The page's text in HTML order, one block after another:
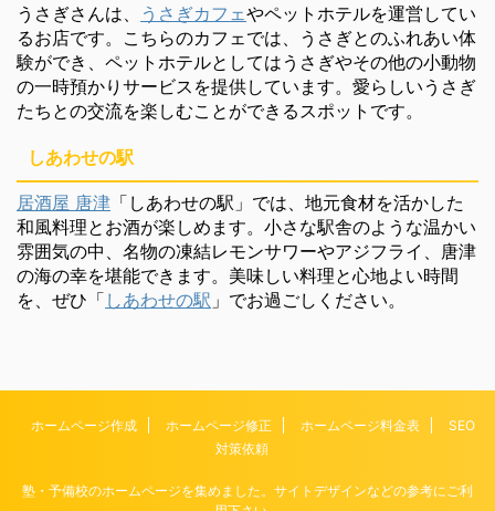
うさぎさんは、 うさぎカフェやペットホテルを運営してい
るお店です。こちらのカフェでは、うさぎとのふれあい体
験ができ、ペットホテルとしてはうさぎやその他の小動物
の一時預かりサービスを提供しています。愛らしいうさぎ
たちとの交流を楽しむことができるスポットです。
しあわせの駅
居酒屋 唐津 「しあわせの駅」では、地元食材を活かした
和風料理とお酒が楽しめます。小さな駅舎のような温かい
雰囲気の中、名物の凍結レモンサワーやアジフライ、唐津
の海の幸を堪能できます。美味しい料理と心地よい時間
を、ぜひ「 しあわせの駅 」でお過ごしください。
ホームページ作成 ホームページ修正 ホームページ料金表
SEO
対策依頼
塾・予備校のホームページを集めました。サイトデザインなどの参考にご利